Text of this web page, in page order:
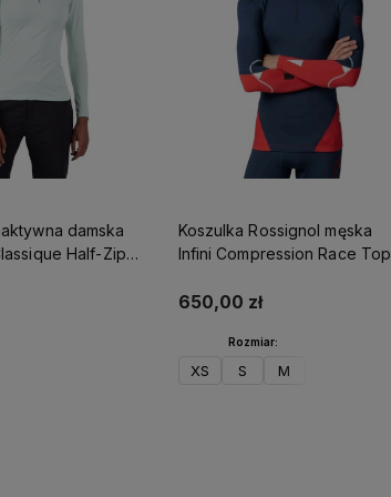
damska
Half-Zip
Koszulka Rossignol męska
Infini Compression Race Top
650,00 zł
Rozmiar:
XS S M